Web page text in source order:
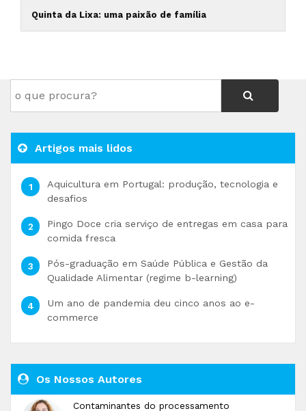
Quinta da Lixa: uma paixão de família
Artigos mais lidos
Aquicultura em Portugal: produção, tecnologia e
desafios
Pingo Doce cria serviço de entregas em casa para
comida fresca
Pós-graduação em Saúde Pública e Gestão da
Qualidade Alimentar (regime b-learning)
Um ano de pandemia deu cinco anos ao e-
commerce
Os Nossos Autores
Contaminantes do processamento